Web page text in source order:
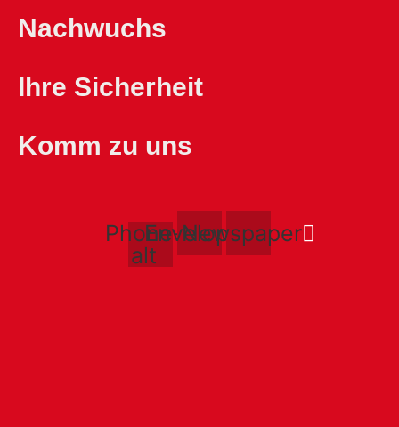
Nachwuchs
Ihre Sicherheit
Komm zu uns
Phone-
alt
Envelope
Newspaper